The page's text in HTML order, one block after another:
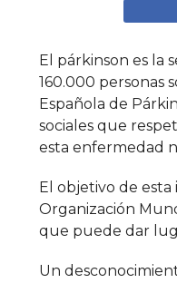
El párkinson es la
160.000 personas
Española de
sociales que
esta enfermedad
El objetivo de esta
Organización
que puede dar
Un